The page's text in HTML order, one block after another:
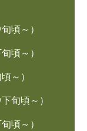
頃～）
頃～）
～）
旬頃～）
頃～）